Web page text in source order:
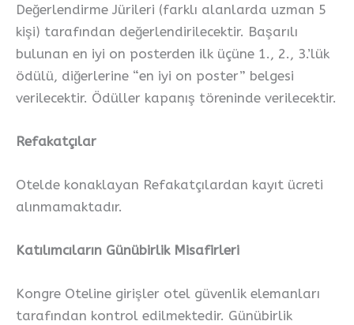
Değerlendirme Jürileri (farklı alanlarda uzman 5
kişi) tarafından değerlendirilecektir. Başarılı
bulunan en iyi on posterden ilk üçüne 1., 2., 3.’lük
ödülü, diğerlerine “en iyi on poster” belgesi
verilecektir. Ödüller kapanış töreninde verilecektir.
Refakatçılar
Otelde konaklayan Refakatçılardan kayıt ücreti
alınmamaktadır.
Katılımcıların Günübirlik Misafirleri
Kongre Oteline girişler otel güvenlik elemanları
tarafından kontrol edilmektedir. Günübirlik